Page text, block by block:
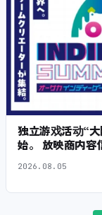
独立游戏活动“
始。 放映商内容
2026.08.05